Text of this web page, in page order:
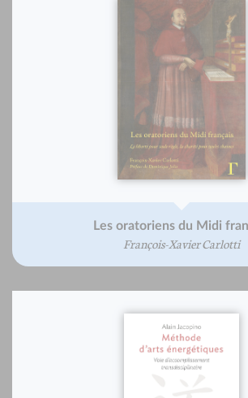
Les oratoriens du Midi
François-Xavier Carlotti